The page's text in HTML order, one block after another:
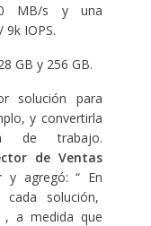
MB/s y una
IOPS.
GB y 256 GB.
solución para
y convertirla
de trabajo.
de Ventas
y agregó: “ En
solución,
, a medida que